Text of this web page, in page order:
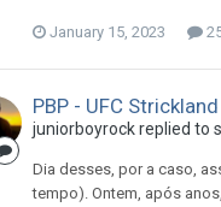
January 15, 2023
PBP - UFC
juniorboyrockreplied to
Dia desses, por a caso,
tempo). Ontem, após